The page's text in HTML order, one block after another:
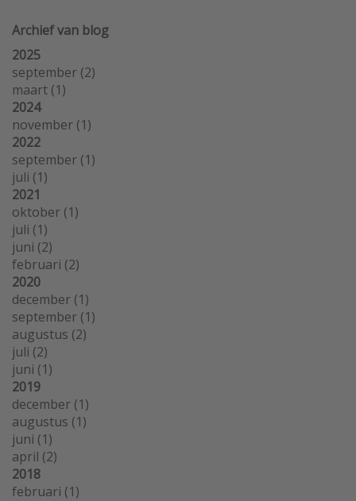
Archief van blog
2025
september (2)
maart (1)
2024
november (1)
2022
september (1)
juli (1)
2021
oktober (1)
juli (1)
juni (2)
februari (2)
2020
december (1)
september (1)
augustus (2)
juli (2)
juni (1)
2019
december (1)
augustus (1)
juni (1)
april (2)
2018
februari (1)